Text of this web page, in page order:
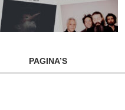
PAGINA’S